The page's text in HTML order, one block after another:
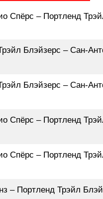
Спёрс – Портленд
Блэйзерс – Сан-
Блэйзерс – Сан-
Спёрс – Портленд
Спёрс – Портленд
– Портленд Трэйл